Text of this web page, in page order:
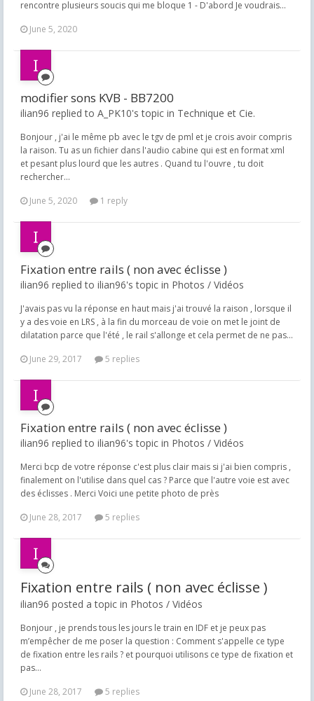
rencontre plusieurs soucis qui me bloque 1 - D'abord Je voudrais...
June 5, 2020
modifier sons KVB - BB7200
ilian96 replied to A_PK10's topic in Technique et Cie.
Bonjour , j'ai le même pb avec le tgv de pml et je crois avoir compris
la raison. Tu as un fichier dans l'audio cabine qui est en format xml
et pesant plus lourd que les autres . Quand tu l'ouvre , tu doit
rechercher...
June 5, 2020
1 reply
Fixation entre rails ( non avec éclisse )
ilian96 replied to ilian96's topic in Photos / Vidéos
J'avais pas vu la réponse en haut mais j'ai trouvé la raison , lorsque il
y a des voie en LRS , à la fin du morceau de voie on met le joint de
dilatation parce que l'été , le rail s'allonge et cela permet de ne pas...
June 29, 2017
5 replies
Fixation entre rails ( non avec éclisse )
ilian96 replied to ilian96's topic in Photos / Vidéos
Merci bcp de votre réponse c'est plus clair mais si j'ai bien compris ,
finalement on l'utilise dans quel cas ? Parce que l'autre voie est avec
des éclisses . Merci Voici une petite photo de près
June 28, 2017
5 replies
Fixation entre rails ( non avec éclisse )
ilian96 posted a topic in Photos / Vidéos
Bonjour , je prends tous les jours le train en IDF et je peux pas
m’empêcher de me poser la question : Comment s'appelle ce type
de fixation entre les rails ? et pourquoi utilisons ce type de fixation et
pas...
June 28, 2017
5 replies